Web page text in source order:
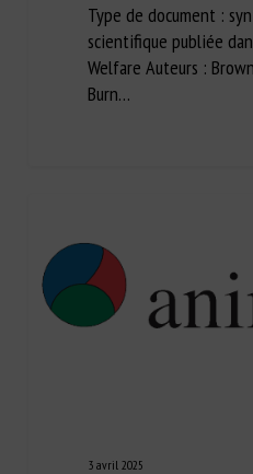
Type de document :
scientifique publiée
Welfare Auteurs :
Burn…
3 avril 2025